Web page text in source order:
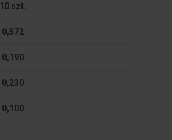
10 szt.
0,572
0,190
0,230
0,100